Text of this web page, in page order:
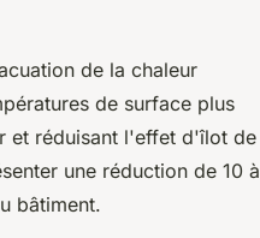
de la chaleur
de surface plus
et réduisant l'effet d'îlot de
une réduction de 10 à
bâtiment.